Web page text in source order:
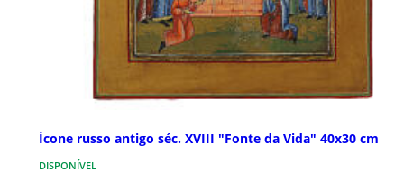
Ícone russo antigo séc. XVIII "Fonte da Vida" 40x30 cm
DISPONÍVEL